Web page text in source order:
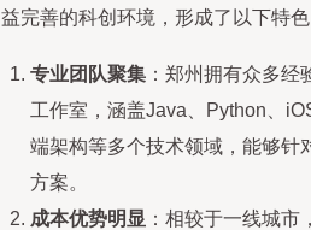
完善的科创环境，形成了以下特色
专业团队聚集 ：郑州拥有众多
工作室，涵盖Java、Python、
端架构等多个技术领域，能够针
方案。
成本优势明显 ：相较于一线城